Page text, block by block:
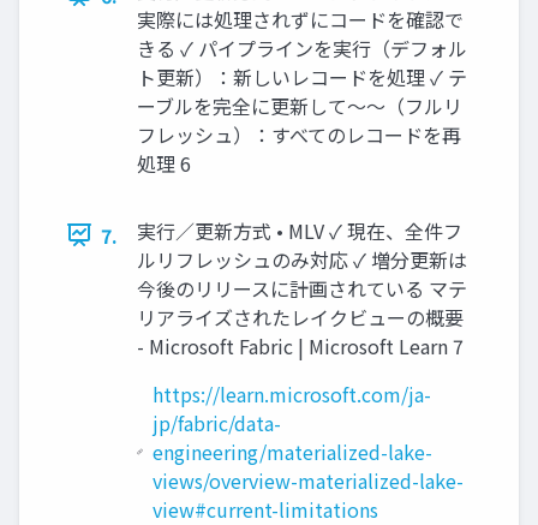
実際には処理されずにコードを確認で
きる ✓ パイプラインを実行（デフォル
ト更新）：新しいレコードを処理 ✓ テ
ーブルを完全に更新して～～（フルリ
フレッシュ）：すべてのレコードを再
処理 6
7.
実行／更新方式 • MLV ✓ 現在、全件フ
ルリフレッシュのみ対応 ✓ 増分更新は
今後のリリースに計画されている マテ
リアライズされたレイクビューの概要
- Microsoft Fabric | Microsoft Learn 7
https://learn.microsoft.com/ja-
jp/fabric/data-
engineering/materialized-lake-
views/overview-materialized-lake-
view#current-limitations